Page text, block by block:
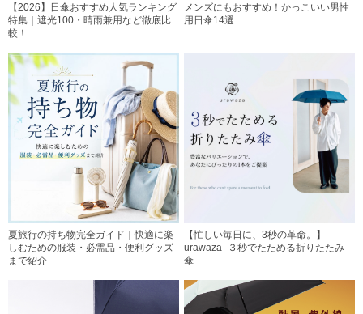
【2026】日傘おすすめ人気ランキング
特集｜遮光100・晴雨兼用など徹底比
較！
メンズにもおすすめ！かっこいい男性
用日傘14選
夏旅行の持ち物完全ガイド｜快適に楽
しむための服装・必需品・便利グッズ
まで紹介
【忙しい毎日に、3秒の革命。】
urawaza -３秒でたためる折りたたみ
傘-